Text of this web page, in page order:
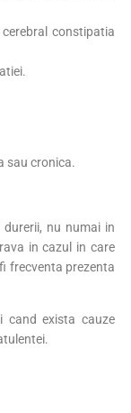
constipatia
sau cronica.
nu numai in
in cazul in care
frecventa prezenta
cand exista cauze